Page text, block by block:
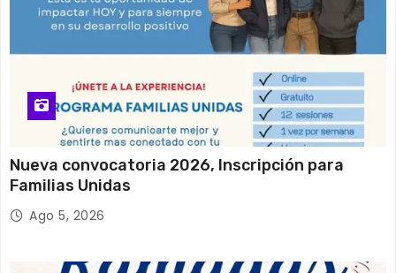
Nueva convocatoria 2026, Inscripción para
Familias Unidas
Ago 5, 2026